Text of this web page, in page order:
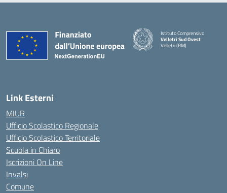
Istituto Comprensivo
Velletri Sud Ovest
Velletri (RM)
Link Esterni
MIUR
Ufficio Scolastico Regionale
Ufficio Scolastico Territoriale
Scuola in Chiaro
Iscrizioni On Line
Invalsi
Comune